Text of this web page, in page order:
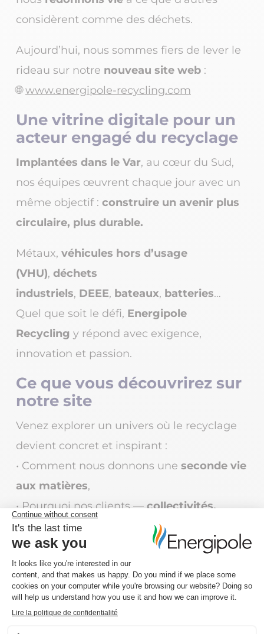
considèrent comme des déchets.
Aujourd’hui, nous sommes fiers de lever le
rideau sur notre nouveau site web:
🌐www.energipole-recycling.com
Une vitrine digitale pour un
acteur engagé du recyclage
Implantées dans le Var, au cœur du Sud,
nos équipes œuvrent chaque jour avec un
même objectif : construire un avenir plus
circulaire, plus durable.
Métaux, véhicules hors d’usage
(VHU), déchets
industriels, DEEE, bateaux, batteries…
Quel que soit le défi, Energipole
Recycling y répond avec exigence,
innovation et passion.
Ce que vous découvrirez sur
notre site
Venez explorer un univers où le recyclage
devient concret et inspirant :
• Comment nous donnons une seconde vie
aux matières,
• Pourquoi nos clients — collectivités,
professionnels, éco-organismes et
particuliers— nous font confiance,
• Et ce qui fait de nous
comme les autres: lapassion d’un
force d’un groupe